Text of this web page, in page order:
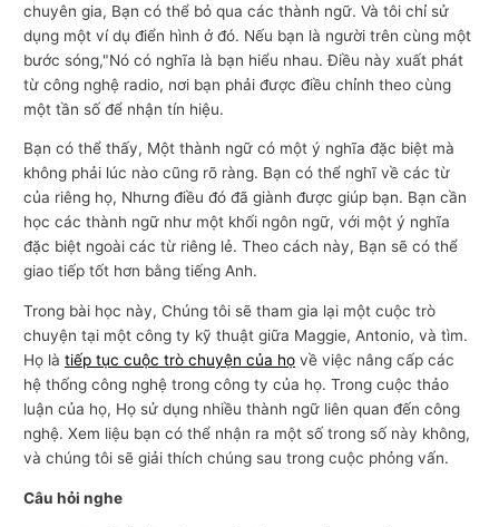
chuyên gia, Bạn có thể bỏ qua các thành ngữ. Và tôi chỉ sử
dụng một ví dụ điển hình ở đó. Nếu bạn là người trên cùng một
bước sóng,"Nó có nghĩa là bạn hiểu nhau. Điều này xuất phát
từ công nghệ radio, nơi bạn phải được điều chỉnh theo cùng
một tần số để nhận tín hiệu.
Bạn có thể thấy, Một thành ngữ có một ý nghĩa đặc biệt mà
không phải lúc nào cũng rõ ràng. Bạn có thể nghĩ về các từ
của riêng họ, Nhưng điều đó đã giành được giúp bạn. Bạn cần
học các thành ngữ như một khối ngôn ngữ, với một ý nghĩa
đặc biệt ngoài các từ riêng lẻ. Theo cách này, Bạn sẽ có thể
giao tiếp tốt hơn bằng tiếng Anh.
Trong bài học này, Chúng tôi sẽ tham gia lại một cuộc trò
chuyện tại một công ty kỹ thuật giữa Maggie, Antonio, và tìm.
Họ làtiếp tục cuộc trò chuyện của họ về việc nâng cấp các
hệ thống công nghệ trong công ty của họ. Trong cuộc thảo
luận của họ, Họ sử dụng nhiều thành ngữ liên quan đến công
nghệ. Xem liệu bạn có thể nhận ra một số trong số này không,
và chúng tôi sẽ giải thích chúng sau trong cuộc phỏng vấn.
Câu hỏi nghe